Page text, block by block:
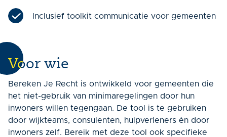
Inclusief toolkit communicatie voor gemeenten
Voor wie
Bereken Je Recht is ontwikkeld voor gemeenten die
het niet-gebruik van minimaregelingen door hun
inwoners willen tegengaan. De tool is te gebruiken
door wijkteams, consulenten, hulpverleners èn door
inwoners zelf. Bereik met deze tool ook specifieke